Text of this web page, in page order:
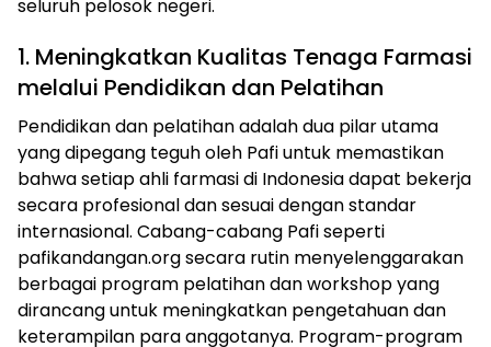
seluruh pelosok negeri.
1. Meningkatkan Kualitas Tenaga Farmasi
melalui Pendidikan dan Pelatihan
Pendidikan dan pelatihan adalah dua pilar utama
yang dipegang teguh oleh Pafi untuk memastikan
bahwa setiap ahli farmasi di Indonesia dapat bekerja
secara profesional dan sesuai dengan standar
internasional. Cabang-cabang Pafi seperti
pafikandangan.org secara rutin menyelenggarakan
berbagai program pelatihan dan workshop yang
dirancang untuk meningkatkan pengetahuan dan
keterampilan para anggotanya. Program-program